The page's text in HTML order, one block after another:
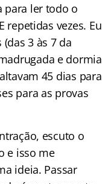
para ler todo o
repetidas vezes. Eu
3 às 7 da
e dormia
45 dias para
para as provas
escuto o
e isso me
ideia. Passar